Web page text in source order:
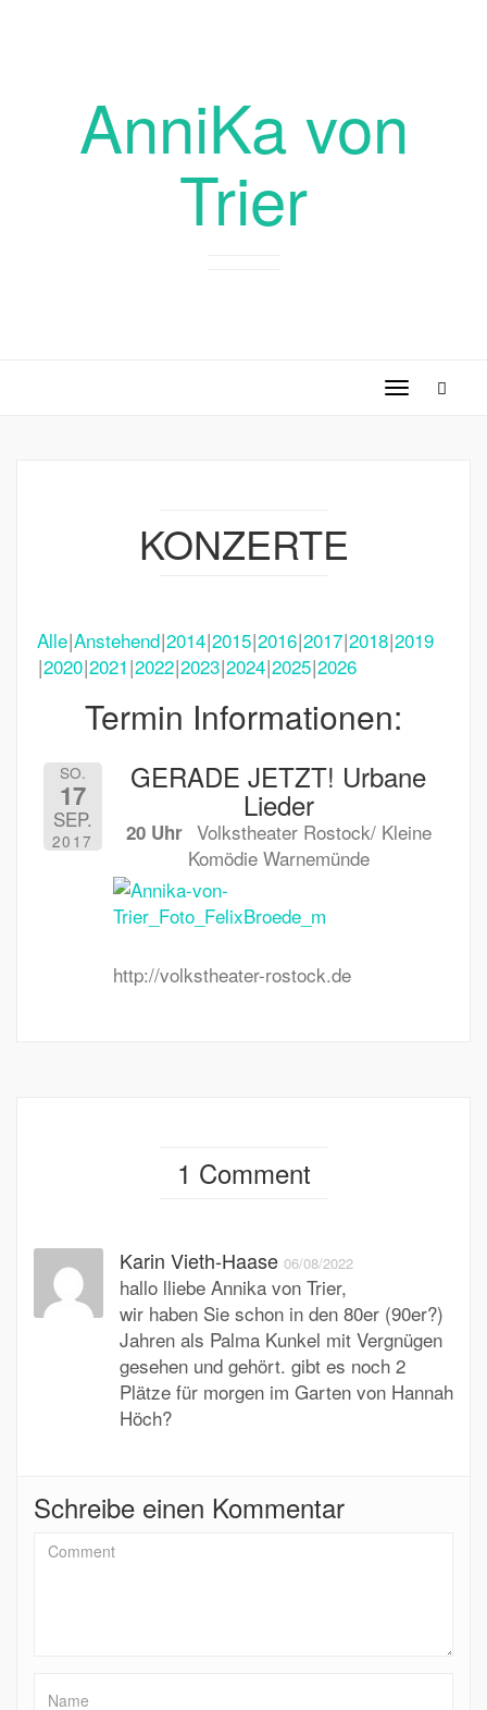
AnniKa von
Trier
Toggle
KONZERTE
Alle Anstehend 2014 2015 2016 2017 2018 2019
2020 2021 2022 2023 2024 2025 2026
Termin Informationen:
SO.
17
SEP.
2017
GERADE JETZT! Urbane
Lieder
20 Uhr Volkstheater Rostock/ Kleine
Komödie Warnemünde
http://volkstheater-rostock.de
1 Comment
Karin Vieth-Haase 06/08/2022
hallo lliebe Annika von Trier,
wir haben Sie schon in den 80er (90er?)
Jahren als Palma Kunkel mit Vergnügen
gesehen und gehört. gibt es noch 2
Plätze für morgen im Garten von Hannah
Höch?
Schreibe einen Kommentar